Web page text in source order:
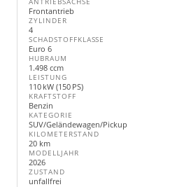
Frontantrieb
ZYLINDER
4
SCHADSTOFFKLASSE
Euro 6
HUBRAUM
1.498 ccm
LEISTUNG
110 kW (150 PS)
KRAFTSTOFF
Benzin
KATEGORIE
SUV/Geländewagen/Pickup
KILOMETERSTAND
20 km
MODELLJAHR
2026
ZUSTAND
unfallfrei